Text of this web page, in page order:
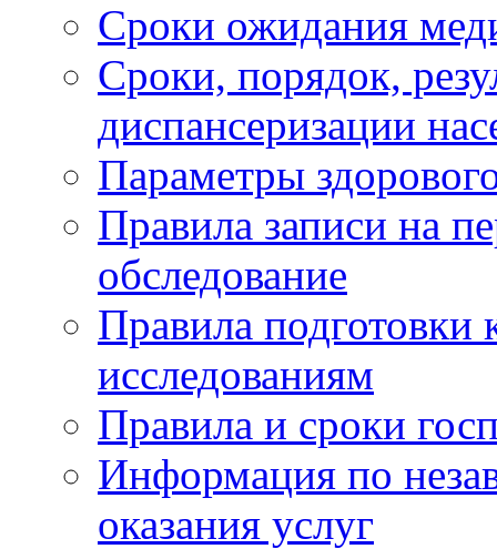
Сроки ожидания
Сроки, порядок,
диспансеризации
Параметры
Правила записи на
обследование
Правила подготовки
исследованиям
Правила и сроки
Информация по
оказания услуг